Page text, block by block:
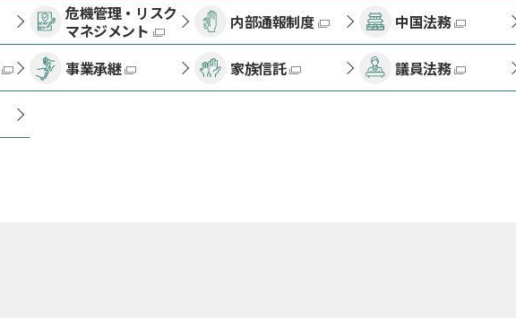
危機管理・リスク
マネジメント
内部通報制度 中国法務
事業承継 家族信託
議員法務